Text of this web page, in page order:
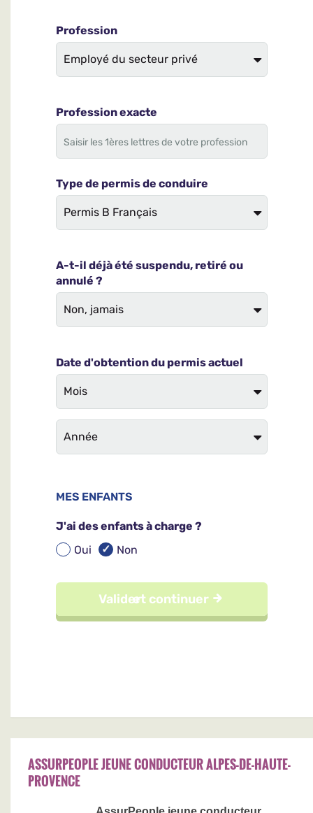
ASSURPEOPLE JEUNE CONDUCTEUR ALPES-DE-HAUTE-
PROVENCE